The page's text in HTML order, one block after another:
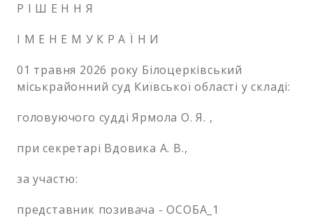
Р І Ш Е Н Н Я
І М Е Н Е М У К Р А Ї Н И
01 травня 2026 року Білоцерківський
міськрайонний суд Київської області у складі:
головуючого судді Ярмола О. Я. ,
при секретарі Вдовика А. В.,
за участю:
представник позивача - ОСОБА_1